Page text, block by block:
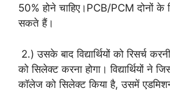
50% होने चाहिए।PCB/PCM दोनों के
सकते हैं।
2.) उसके बाद विद्यार्थियों को रिसर्च
को सिलेक्ट करना होगा। विद्यार्थियों ने
कॉलेज को सिलेक्ट किया है, उसमें